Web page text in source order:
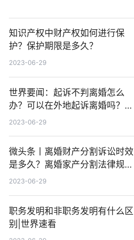
知识产权中财产权如何进行保
护？保护期限是多久？
2023-06-29
世界要闻：起诉不判离婚怎么
办？可以在外地起诉离婚吗？起
诉离婚被起诉方不去怎么判？
2023-06-29
微头条丨离婚财产分割诉讼时效
是多久？离婚家产分割法律规定
有什么内容？
2023-06-29
职务发明和非职务发明有什么区
别|世界速看